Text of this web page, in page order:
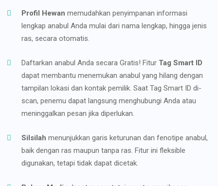
Profil Hewan memudahkan penyimpanan informasi
lengkap anabul Anda mulai dari nama lengkap, hingga jenis
ras, secara otomatis.
Daftarkan anabul Anda secara Gratis! Fitur Tag Smart ID
dapat membantu menemukan anabul yang hilang dengan
tampilan lokasi dan kontak pemilik. Saat Tag Smart ID di-
scan, penemu dapat langsung menghubungi Anda atau
meninggalkan pesan jika diperlukan.
Silsilah menunjukkan garis keturunan dan fenotipe anabul,
baik dengan ras maupun tanpa ras. Fitur ini fleksible
digunakan, tetapi tidak dapat dicetak.